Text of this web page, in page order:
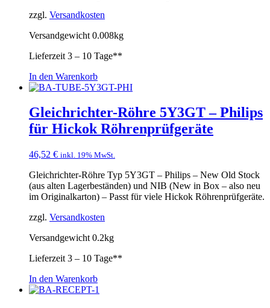
zzgl. Versandkosten
Versandgewicht 0.008kg
Lieferzeit 3 – 10 Tage**
In den Warenkorb
Gleichrichter-Röhre 5Y3GT – Philips
für Hickok Röhrenprüfgeräte
46,52 € inkl. 19% MwSt.
Gleichrichter-Röhre Typ 5Y3GT – Philips – New Old Stock
(aus alten Lagerbeständen) und NIB (New in Box – also neu
im Originalkarton) – Passt für viele Hickok Röhrenprüfgeräte.
zzgl. Versandkosten
Versandgewicht 0.2kg
Lieferzeit 3 – 10 Tage**
In den Warenkorb